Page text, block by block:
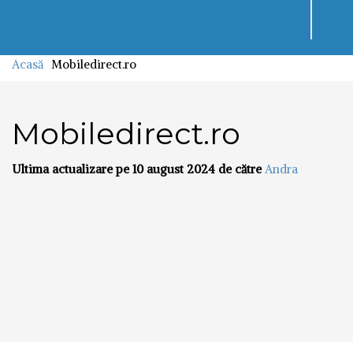
Acasă Mobiledirect.ro
Mobiledirect.ro
Ultima actualizare pe 10 august 2024 de către Andra